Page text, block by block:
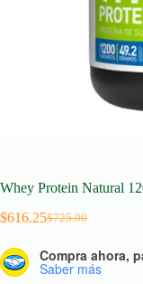
Whey Protein Natural
$725.00
Original
was:
$725.00.
$616.25Current
is:
$616.25.
Compra ahora,
Saber más